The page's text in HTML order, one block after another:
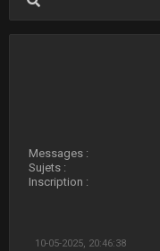
Messages :
Sujets :
Inscription :
10-05-2025, 20:46:38